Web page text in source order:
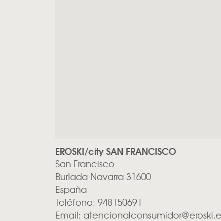
EROSKI/city SAN FRANCISCO
San Francisco
Burlada Navarra 31600
España
Teléfono: 948150691
Email: